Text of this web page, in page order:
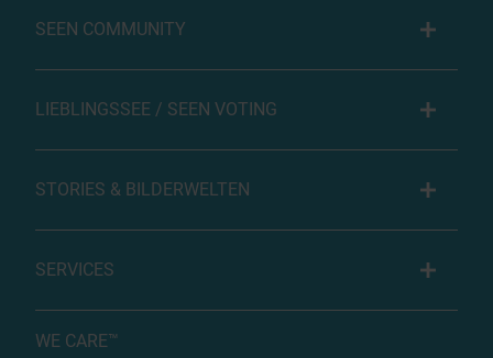
SEEN COMMUNITY
LIEBLINGSSEE / SEEN VOTING
STORIES & BILDERWELTEN
SERVICES
WE CARE™